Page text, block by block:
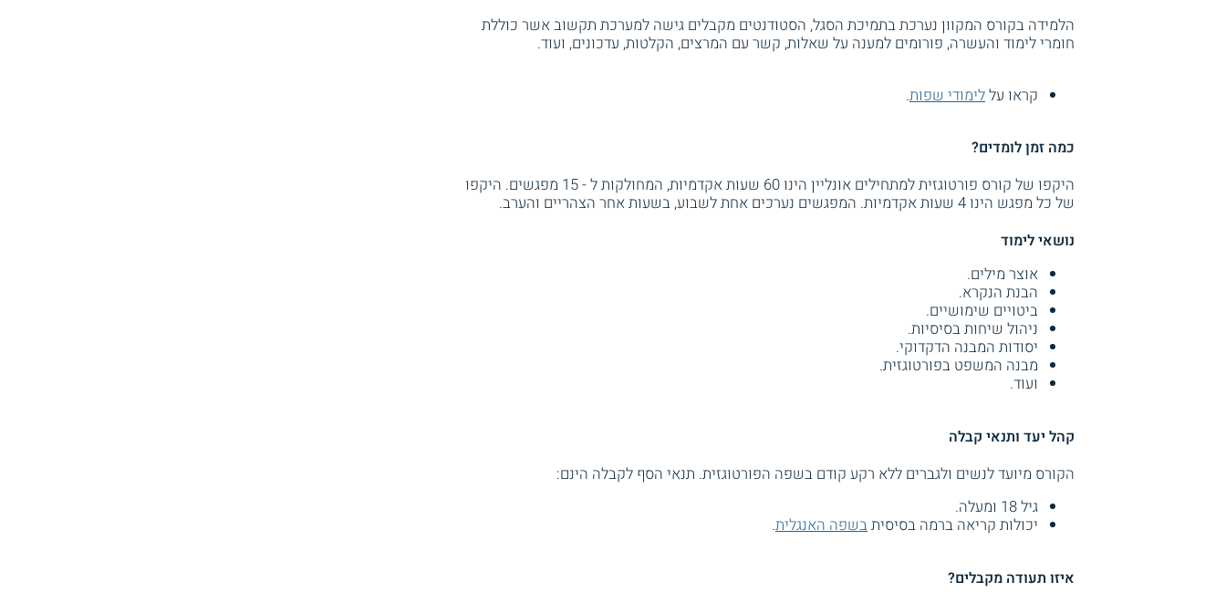
הלמידה בקורס המקוון נערכת בתמיכת הסגל, הסטודנטים מקבלים גישה למערכת תקשוב אשר כוללת
חומרי לימוד והעשרה, פורומים למענה על שאלות, קשר עם המרצים, הקלטות, עדכונים, ועוד.
קראו עללימודי שפות.
כמה זמן לומדים?
היקפו של קורס פורטוגזית למתחילים אונליין הינו 60 שעות אקדמיות, המחולקות ל - 15 מפגשים. היקפו
של כל מפגש הינו 4 שעות אקדמיות. המפגשים נערכים אחת לשבוע, בשעות אחר הצהריים והערב.
נושאי לימוד
אוצר מילים.
הבנת הנקרא.
ביטויים שימושיים.
ניהול שיחות בסיסיות.
יסודות המבנה הדקדוקי.
מבנה המשפט בפורטוגזית.
ועוד.
קהל יעד ותנאי קבלה
הקורס מיועד לנשים ולגברים ללא רקע קודם בשפה הפורטוגזית. תנאי הסף לקבלה הינם:
גיל 18 ומעלה.
יכולות קריאה ברמה בסיסיתבשפה האנגלית.
איזו תעודה מקבלים?